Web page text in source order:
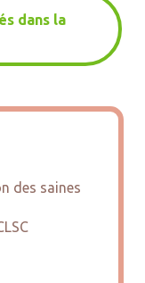
dans la
des saines